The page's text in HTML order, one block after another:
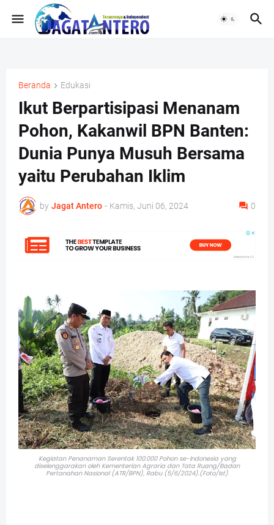
Beranda Edukasi
Ikut Berpartisipasi Menanam
Pohon, Kakanwil BPN Banten:
Dunia Punya Musuh Bersama
yaitu Perubahan Iklim
by Jagat Antero - Kamis, Juni 06, 2024 0
Kegiatan Penanaman Serentak 100.000 Pohon se-Indonesia yang
diselenggarakan oleh Kementerian Agraria dan Tata Ruang/Badan
Pertanahan Nasional (ATR/BPN), Rabu (5/6/2024).(Foto/Ist)